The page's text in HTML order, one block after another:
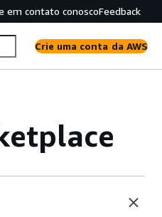
em contato conoscoFeedback
Crie uma conta da AWS